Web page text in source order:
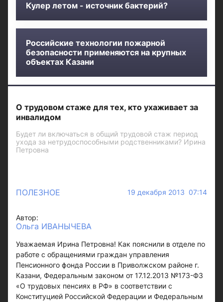
Кулер летом - источник бактерий?
Российские технологии пожарной
безопасности применяются на крупных
объектах Казани
О трудовом стаже для тех, кто ухаживает за
инвалидом
Будет ли включаться в общий трудовой стаж период
ухода за нетрудоспособными родственниками? Ирина
Петровна
ПОЛЕЗНОЕ 19 декабря 2013 07:14
Автор:
Ольга ИВАНЫЧЕВА
Уважаемая Ирина Петровна! Как пояснили в отделе по
работе с обращениями граждан управления
Пенсионного фонда России в Приволжском районе г.
Казани, Федеральным законом от 17.12.2013 №173-ФЗ
«О трудовых пенсиях в РФ» в соответствии с
Конституцией Российской Федерации и Федеральным